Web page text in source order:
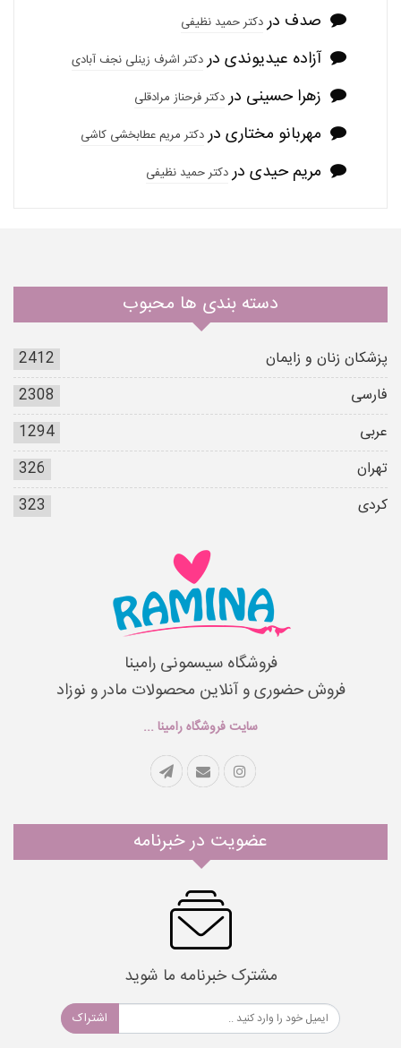
صدف دردکتر حمید نظیفی
آزاده عیدیوندی دردکتر اشرف زینلی نجف آبادی
زهرا حسینی دردکتر فرحناز مرادقلی
مهربانو مختاری دردکتر مریم عطابخشی کاشی
مریم حیدی دردکتر حمید نظیفی
دسته بندی ها محبوب
پزشکان زنان و زایمان
2412
فارسی
2308
عربی
1294
تهران
326
کردی
323
فروشگاه سیسمونی رامینا
فروش حضوری و آنلاین محصولات مادر و نوزاد
سایت فروشگاه رامینا ...
عضویت در خبرنامه
مشترک خبرنامه ما شوید
اشتراک